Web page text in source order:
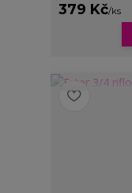
379 Kč/ks